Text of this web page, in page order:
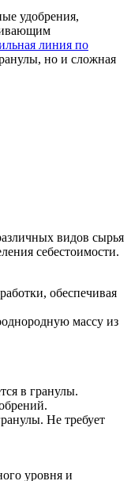
удобрения,
линия по
но и сложная
видов сырья
себестоимости.
обеспечивая
массу из
в гранулы.
Не требует
уровня и